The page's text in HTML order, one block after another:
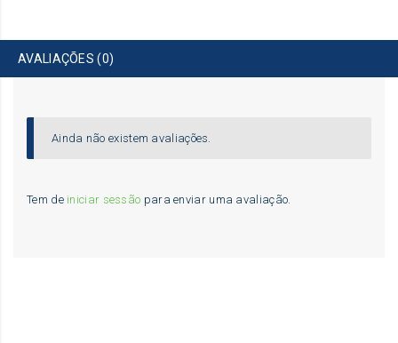
AVALIAÇÕES (0)
Ainda não existem avaliações.
Tem de iniciar sessão para enviar uma avaliação.